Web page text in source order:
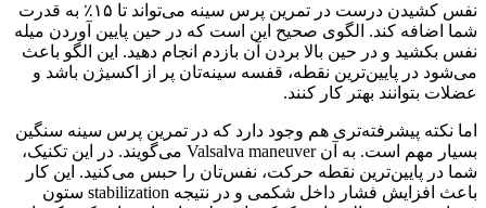
نفس کشیدن درست در تمرین پرس سینه می‌تواند تا ۱۵٪ به قدرت
شما اضافه کند. الگوی صحیح این است که در حین پایین آوردن میله
نفس بکشید و در حین بالا بردن آن بازدم انجام دهید. این الگو باعث
می‌شود در پایین‌ترین نقطه، قفسه سینه‌تان پر از اکسیژن باشد و
عضلات بتوانند بهتر کار کنند.
اما نکته پیشرفته‌تری هم وجود دارد که در تمرین پرس سینه سنگین
بسیار مهم است. به آن Valsalva maneuver می‌گویند. در این تکنیک،
شما در پایین‌ترین نقطه حرکت، نفس‌تان را حبس می‌کنید. این کار
باعث افزایش فشار داخل شکمی و در نتیجه stabilization ستون